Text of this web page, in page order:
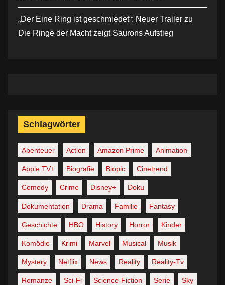
„Der Eine Ring ist geschmiedet“: Neuer Trailer zu
Die Ringe der Macht zeigt Saurons Aufstieg
Schlagwörter
Abenteuer Action Amazon Prime Animation
Apple TV+ Biografie Biopic Cinetrend
Comedy Crime Disney+ Doku
Dokumentation Drama Familie Fantasy
Geschichte HBO History Horror Kinder
Komödie Krimi Marvel Musical Musik
Mystery Netflix News Reality Reality-Tv
Romanze Sci-Fi Science-Fiction Serie Sky